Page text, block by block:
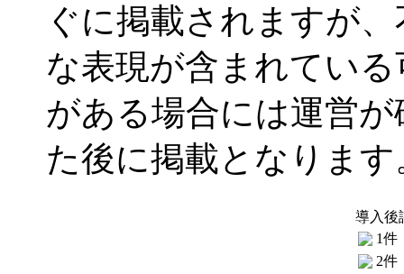
ぐに掲載されますが
な表現が含まれている
がある場合には運営が
た後に掲載となります
導入後
1件
2件